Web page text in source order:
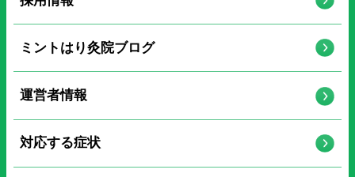
ミントはり灸院ブログ
運営者情報
対応する症状